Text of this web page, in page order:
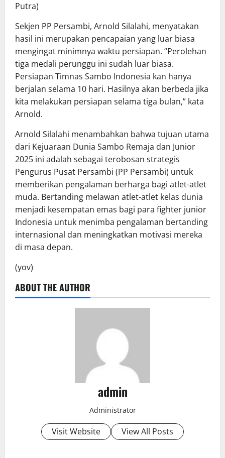
Putra)
Sekjen PP Persambi, Arnold Silalahi, menyatakan
hasil ini merupakan pencapaian yang luar biasa
mengingat minimnya waktu persiapan. “Perolehan
tiga medali perunggu ini sudah luar biasa.
Persiapan Timnas Sambo Indonesia kan hanya
berjalan selama 10 hari. Hasilnya akan berbeda jika
kita melakukan persiapan selama tiga bulan,” kata
Arnold.
Arnold Silalahi menambahkan bahwa tujuan utama
dari Kejuaraan Dunia Sambo Remaja dan Junior
2025 ini adalah sebagai terobosan strategis
Pengurus Pusat Persambi (PP Persambi) untuk
memberikan pengalaman berharga bagi atlet-atlet
muda. Bertanding melawan atlet-atlet kelas dunia
menjadi kesempatan emas bagi para fighter junior
Indonesia untuk menimba pengalaman bertanding
internasional dan meningkatkan motivasi mereka
di masa depan.
(yov)
ABOUT THE AUTHOR
admin
Administrator
Visit Website View All Posts